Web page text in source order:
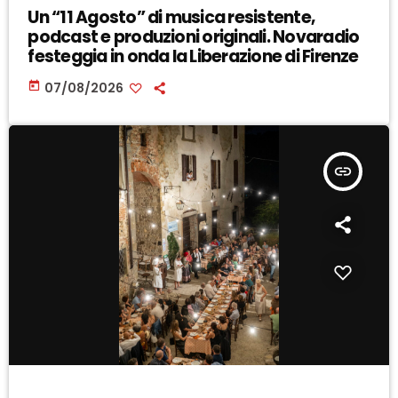
Un “11 Agosto” di musica resistente,
podcast e produzioni originali. Novaradio
festeggia in onda la Liberazione di Firenze
today 07/08/2026
insert_link